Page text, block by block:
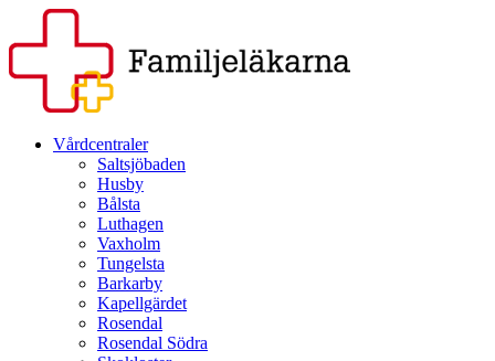
Vårdcentraler
Saltsjöbaden
Husby
Bålsta
Luthagen
Vaxholm
Tungelsta
Barkarby
Kapellgärdet
Rosendal
Rosendal Södra